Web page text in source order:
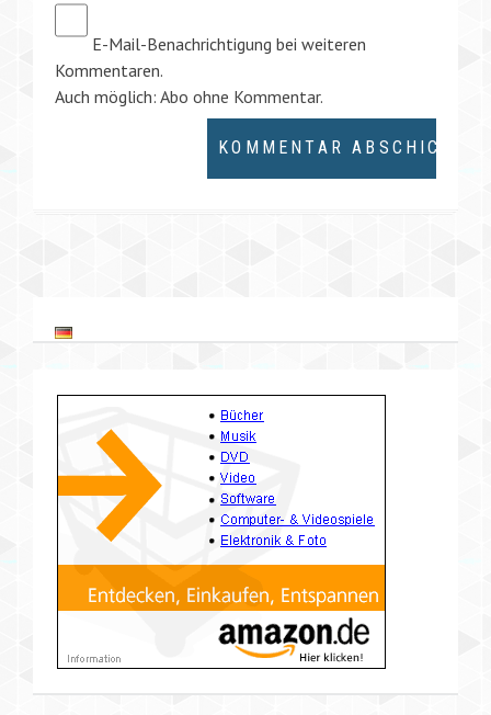
E-Mail-Benachrichtigung bei weiteren
Kommentaren.
Auch möglich: Abo ohne Kommentar.